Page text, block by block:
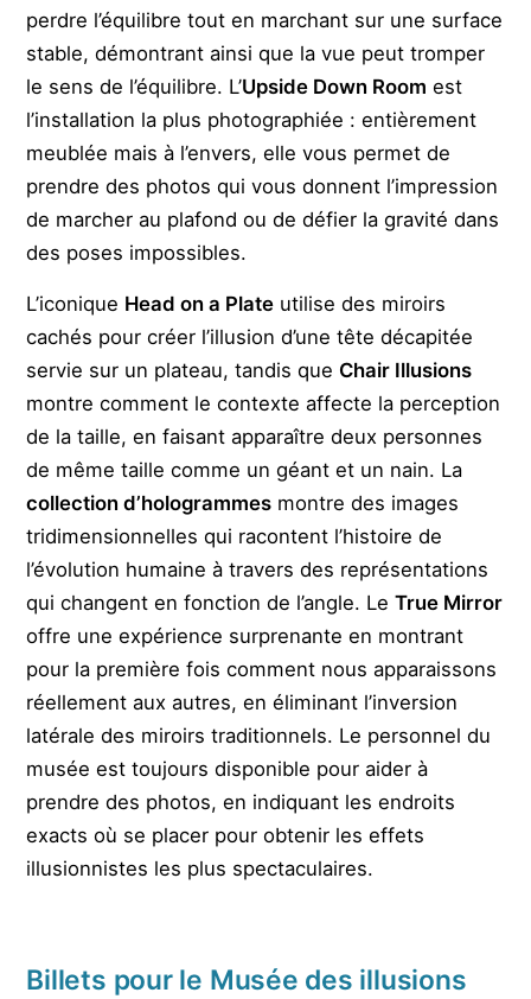
perdre l’équilibre tout en marchant sur une surface
stable, démontrant ainsi que la vue peut tromper
le sens de l’équilibre. L’Upside Down Room est
l’installation la plus photographiée : entièrement
meublée mais à l’envers, elle vous permet de
prendre des photos qui vous donnent l’impression
de marcher au plafond ou de défier la gravité dans
des poses impossibles.
L’iconique Head on a Plate utilise des miroirs
cachés pour créer l’illusion d’une tête décapitée
servie sur un plateau, tandis que Chair Illusions
montre comment le contexte affecte la perception
de la taille, en faisant apparaître deux personnes
de même taille comme un géant et un nain. La
collection d’hologrammes montre des images
tridimensionnelles qui racontent l’histoire de
l’évolution humaine à travers des représentations
qui changent en fonction de l’angle. LeTrue Mirror
offre une expérience surprenante en montrant
pour la première fois comment nous apparaissons
réellement aux autres, en éliminant l’inversion
latérale des miroirs traditionnels. Le personnel du
musée est toujours disponible pour aider à
prendre des photos, en indiquant les endroits
exacts où se placer pour obtenir les effets
illusionnistes les plus spectaculaires.
Billets pour le Musée des illusions